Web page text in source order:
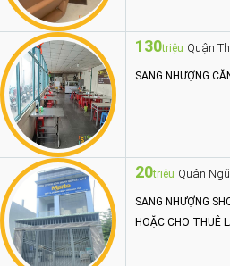
130triệu Quận
SANG NHƯỢNG
20triệu Quận
SANG NHƯỢNG
HOẶC CHO THUÊ